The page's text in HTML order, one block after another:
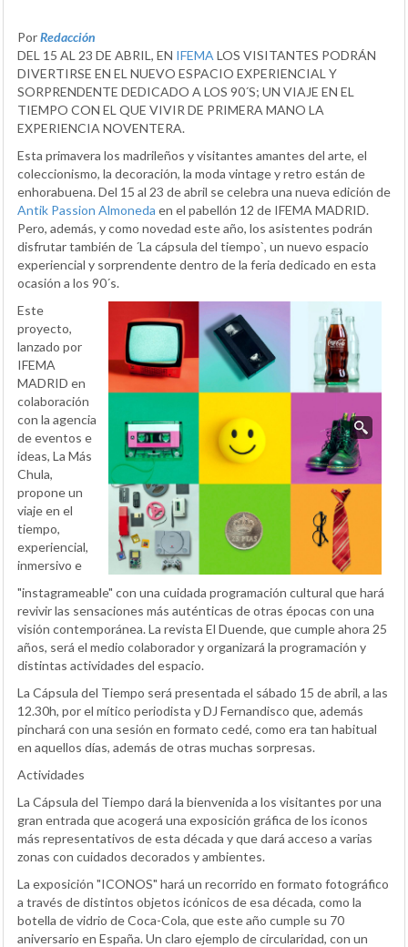
PorRedacción
DEL 15 AL 23 DE ABRIL, EN IFEMA LOS VISITANTES PODRÁN
DIVERTIRSE EN EL NUEVO ESPACIO EXPERIENCIAL Y
SORPRENDENTE DEDICADO A LOS 90´S; UN VIAJE EN EL
TIEMPO CON EL QUE VIVIR DE PRIMERA MANO LA
EXPERIENCIA NOVENTERA.
Esta primavera los madrileños y visitantes amantes del arte, el
coleccionismo, la decoración, la moda vintage y retro están de
enhorabuena. Del 15 al 23 de abril se celebra una nueva edición de
Antik Passion Almoneda en el pabellón 12 de IFEMA MADRID.
Pero, además, y como novedad este año, los asistentes podrán
disfrutar también de ´La cápsula del tiempo`, un nuevo espacio
experiencial y sorprendente dentro de la feria dedicado en esta
ocasión a los 90´s.
Este
proyecto,
lanzado por
IFEMA
MADRID en
colaboración
con la agencia
de eventos e
ideas, La Más
Chula,
propone un
viaje en el
tiempo,
experiencial,
inmersivo e
"instagrameable" con una cuidada programación cultural que hará
revivir las sensaciones más auténticas de otras épocas con una
visión contemporánea. La revista El Duende, que cumple ahora 25
años, será el medio colaborador y organizará la programación y
distintas actividades del espacio.
La Cápsula del Tiempo será presentada el sábado 15 de abril, a las
12.30h, por el mítico periodista y DJ Fernandisco que, además
pinchará con una sesión en formato cedé, como era tan habitual
en aquellos días, además de otras muchas sorpresas.
Actividades
La Cápsula del Tiempo dará la bienvenida a los visitantes por una
gran entrada que acogerá una exposición gráfica de los iconos
más representativos de esta década y que dará acceso a varias
zonas con cuidados decorados y ambientes.
La exposición "ICONOS" hará un recorrido en formato fotográfico
a través de distintos objetos icónicos de esa década, como la
botella de vidrio de Coca-Cola, que este año cumple su 70
aniversario en España. Un claro ejemplo de circularidad, con un